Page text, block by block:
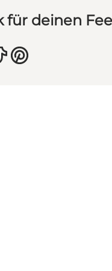
für deinen